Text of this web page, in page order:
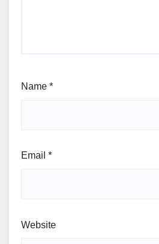
Name *
Email *
Website